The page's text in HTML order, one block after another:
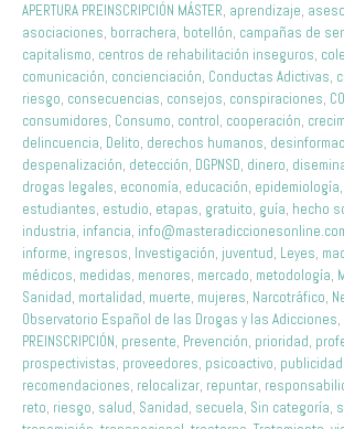
APERTURA PREINSCRIPCIÓN MÁSTER, aprendizaje,
asociaciones, borrachera, botellón, campañas de
capitalismo, centros de rehabilitación inseguros,
comunicación, concienciación, Conductas Adictivas,
riesgo, consecuencias, consejos, conspiraciones,
consumidores, Consumo, control, cooperación,
delincuencia, Delito, derechos humanos,
despenalización, detección, DGPNSD, dinero,
drogas legales, economía, educación, epidemiología,
estudiantes, estudio, etapas, gratuito, guía, hecho
industria, infancia,
informe, ingresos, Investigación, juventud, Leyes,
médicos, medidas, menores, mercado, metodología,
Sanidad, mortalidad, muerte, mujeres, Narcotráfico,
Observatorio Español de las Drogas y las Adicciones,
PREINSCRIPCIÓN, presente, Prevención, prioridad,
prospectivistas, proveedores, psicoactivo, publicidad
recomendaciones, relocalizar, repuntar,
reto, riesgo, salud, Sanidad, secuela, Sin categoría,